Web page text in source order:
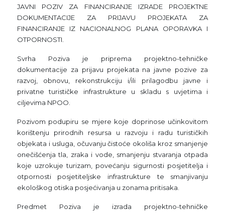
JAVNI POZIV ZA FINANCIRANJE IZRADE PROJEKTNE
DOKUMENTACIJE ZA PRIJAVU PROJEKATA ZA
FINANCIRANJE IZ NACIONALNOG PLANA OPORAVKA I
OTPORNOSTI.
Svrha Poziva je priprema projektno-tehničke
dokumentacije za prijavu projekata na javne pozive za
razvoj, obnovu, rekonstrukciju i/ili prilagodbu javne i
privatne turističke infrastrukture u skladu s uvjetima i
ciljevima NPOO.
Pozivom podupiru se mjere koje doprinose učinkovitom
korištenju prirodnih resursa u razvoju i radu turističkih
objekata i usluga, očuvanju čistoće okoliša kroz smanjenje
onečišćenja tla, zraka i vode, smanjenju stvaranja otpada
koje uzrokuje turizam, povećanju sigurnosti posjetitelja i
otpornosti posjetiteljske infrastrukture te smanjivanju
ekološkog otiska posjećivanja u zonama pritisaka.
Predmet Poziva je izrada projektno-tehničke